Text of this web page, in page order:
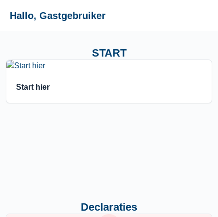
Hallo, Gastgebruiker
START
Start hier
Declaraties